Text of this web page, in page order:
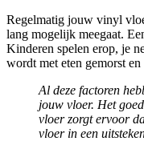
Regelmatig jouw vinyl
lang mogelijk meegaat.
Kinderen spelen erop, je
wordt met eten gemorst
Al deze factoren
jouw vloer. Het
vloer zorgt ervoor
vloer in een